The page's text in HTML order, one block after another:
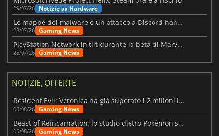
29/07/26 Notizie su Hardware
Le mappe dei malware e un attacco a Discord hanno colpito Meccha Chameleon
28/07/26 Gaming News
PlayStation Network in tilt durante la beta di Marvel Tōkon
25/07/26 Gaming News
NOTIZIE, OFFERTE
Resident Evil: Veronica ha già superato i 2 milioni liste dei desideri
05/08/26 Gaming News
Beast of Reincarnation: lo studio dietro Pokémon su una nuova strada
05/08/26 Gaming News